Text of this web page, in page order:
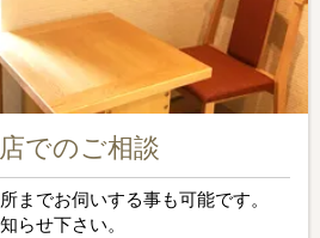
でのご相談
までお伺いする事も可能です。
らせ下さい。